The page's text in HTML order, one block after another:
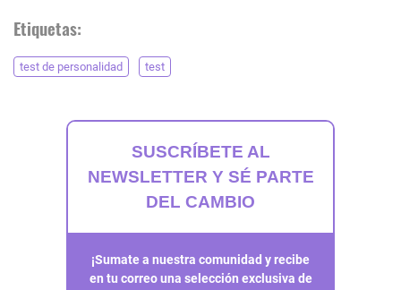
Etiquetas:
test de personalidad test
SUSCRÍBETE AL
NEWSLETTER Y SÉ PARTE
DEL CAMBIO
¡Sumate a nuestra comunidad y recibe
en tu correo una selección exclusiva de